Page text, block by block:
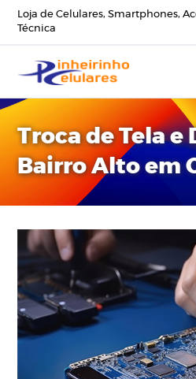
Loja de Celulares, Smartphones,
Técnica
Troca de Tela e
Bairro Alto em